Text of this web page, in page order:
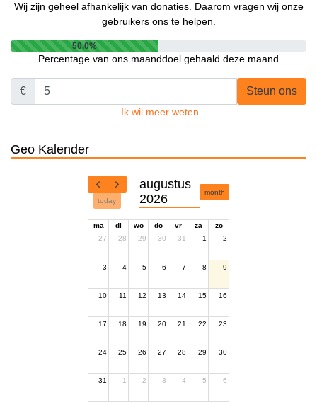
Wij zijn geheel afhankelijk van donaties. Daarom vragen wij onze
gebruikers ons te helpen.
50.0%
Percentage van ons maanddoel gehaald deze maand
€ Steun ons
Ik wil meer weten
Geo Kalender
today
augustus
2026
month
ma di wo do vr za
zo
27
28 29 30 31 1 2
3 4 5 6 7 8 9
10 11 12 13 14 15 16
17 18 19 20 21 22 23
24 25 26 27 28 29 30
31 1 2 3 4 5 6